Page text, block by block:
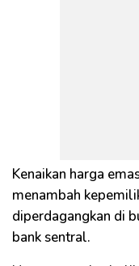
Kenaikan harga
menambah
diperdagangkan di
bank sentral.